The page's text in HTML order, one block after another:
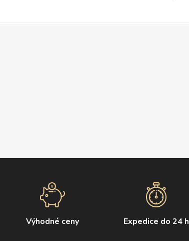
Výhodné ceny Expedice do 24 h